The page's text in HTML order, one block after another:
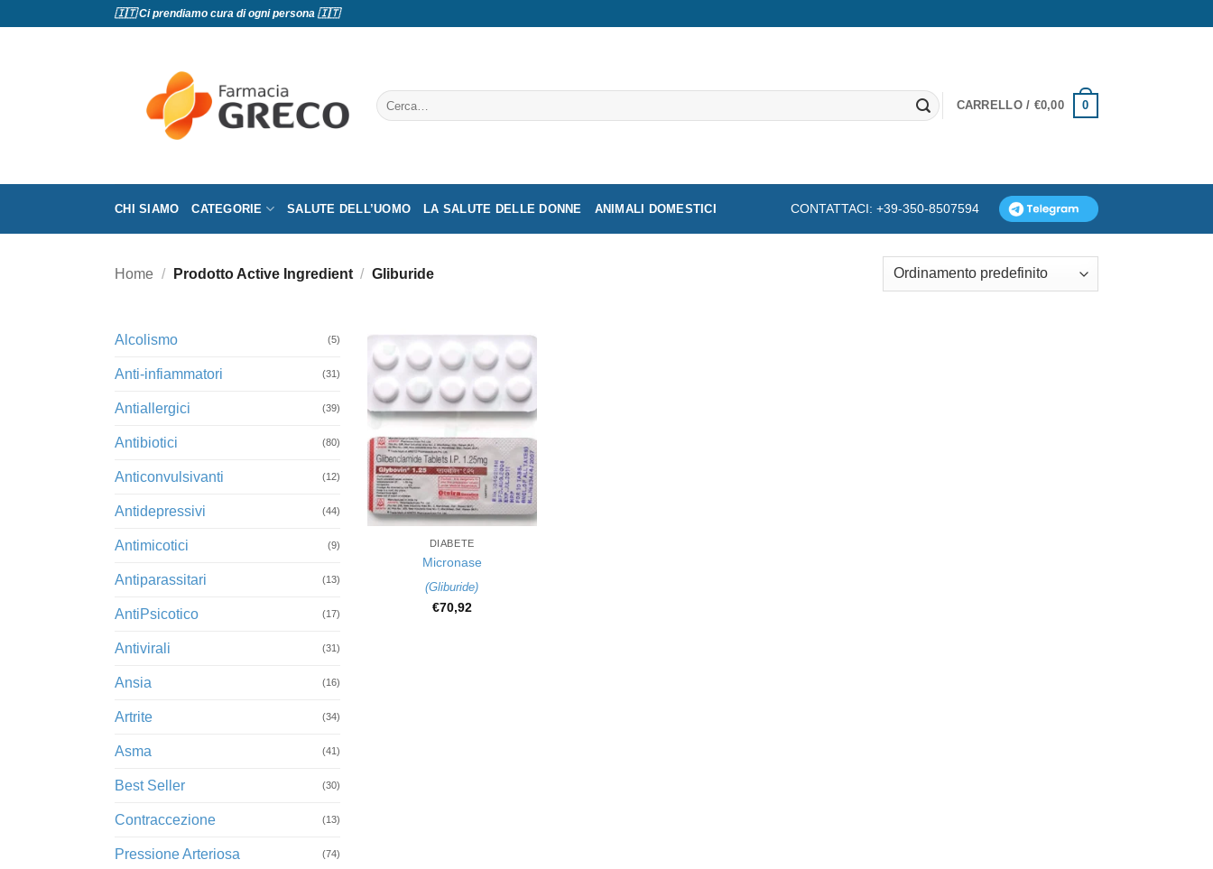
🇮🇹 Ci prendiamo cura di ogni persona 🇮🇹
Cerca:
CARRELLO / €0,00 0
CHI SIAMO CATEGORIE SALUTE DELL’UOMO LA SALUTE DELLE DONNE ANIMALI DOMESTICI CONTATTACI: +39-350-8507594
Home / Prodotto Active Ingredient / Gliburide
Alcolismo (5)
Anti-infiammatori (31)
Antiallergici (39)
Antibiotici (80)
Anticonvulsivanti (12)
Antidepressivi (44)
Antimicotici (9)
Antiparassitari (13)
AntiPsicotico (17)
Antivirali (31)
Ansia (16)
Artrite (34)
Asma (41)
Best Seller (30)
Contraccezione (13)
Pressione Arteriosa (74)
+
DIABETE
Micronase
(Gliburide)
€70,92